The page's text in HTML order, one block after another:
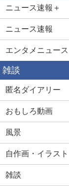
ニュース速報＋
ニュース速報
エンタメニュース
雑談
匿名ダイアリー
おもしろ動画
風景
自作画・イラスト
雑談